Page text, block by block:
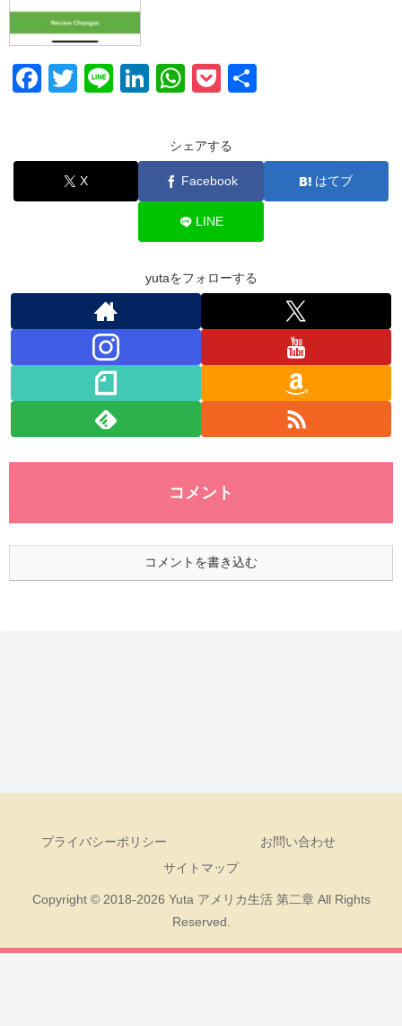
F
e
b
T
er
Li
Li
e
dI
W
at
s
A
p
p
P
ck
et
シェアする
X Facebook はてブ
LINE
yutaをフォローする
コメント
コメントを書き込む
プライバシーポリシー
お問い合わせ
サイトマップ
Copyright © 2018-2026 Yuta アメリカ生活 第二章 All Rights
Reserved.